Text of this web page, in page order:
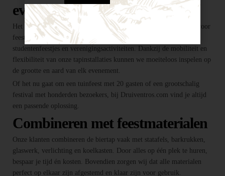
evenement
Het huren van een biertap in locatie Breda is niet alleen geschikt voor
feesten thuis, maar ook voor bedrijfsevenementen, buurtfeesten,
studentenfeestjes en verenigingsactiviteiten. Dankzij de mobiliteit en
flexibiliteit van onze tapinstallaties kunnen we moeiteloos inspelen op
de grootte en aard van elk evenement.
Of het nu gaat om een tuinfeest met 20 gasten of een grootschalig
festival met honderden bezoekers, bij Druiventros.com vind je altijd
een passende oplossing.
Combineren met feestmaterialen
Onze klanten combineren de biertap vaak met statafels, barkrukken,
glaswerk, verlichting en koelkasten. Door alles op één plek te huren,
bespaar je tijd én kosten. Bovendien zorgen wij dat alle materialen
perfect op elkaar zijn afgestemd en klaar zijn voor gebruik.